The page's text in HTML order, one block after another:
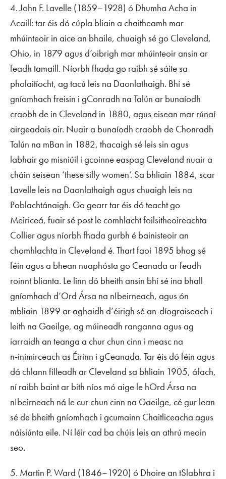
4. John F. Lavelle (1859–1928) ó Dhumha Acha in
Acaill: tar éis dó cúpla bliain a chaitheamh mar
mhúinteoir in aice an bhaile, chuaigh sé go Cleveland,
Ohio, in 1879 agus d’oibrigh mar mhúinteoir ansin ar
feadh tamaill. Níorbh fhada go raibh sé sáite sa
pholaitíocht, ag tacú leis na Daonlathaigh. Bhí sé
gníomhach freisin i gConradh na Talún ar bunaíodh
craobh de in Cleveland in 1880, agus eisean mar rúnaí
airgeadais air. Nuair a bunaíodh craobh de Chonradh
Talún na mBan in 1882, thacaigh sé leis sin agus
labhair go misniúil i gcoinne easpag Cleveland nuair a
cháin seisean ‘these silly women’. Sa bhliain 1884, scar
Lavelle leis na Daonlathaigh agus chuaigh leis na
Poblachtánaigh. Go gearr tar éis dó teacht go
Meiriceá, fuair sé post le comhlacht foilsitheoireachta
Collier agus níorbh fhada gurbh é bainisteoir an
chomhlachta in Cleveland é. Thart faoi 1895 bhog sé
féin agus a bhean nuaphósta go Ceanada ar feadh
roinnt blianta. Le linn dó bheith ansin bhí sé ina bhall
gníomhach d’Ord Ársa na nIbeirneach, agus ón
mbliain 1899 ar aghaidh d’éirigh sé an-díograiseach i
leith na Gaeilge, ag múineadh ranganna agus ag
iarraidh an teanga a chur chun cinn i measc na
n‑inimirceach as Éirinn i gCeanada. Tar éis dó féin agus
dá chlann filleadh ar Cleveland sa bhliain 1905, áfach,
ní raibh baint ar bith níos mó aige le hOrd Ársa na
nIbeirneach ná le cur chun cinn na Gaeilge, cé gur lean
sé de bheith gníomhach i gcumainn Chaitliceacha agus
náisiúnta eile. Ní léir cad ba chúis leis an athrú meoin
seo.
5. Martin P. Ward (1846–1920) ó Dhoire an tSlabhra i